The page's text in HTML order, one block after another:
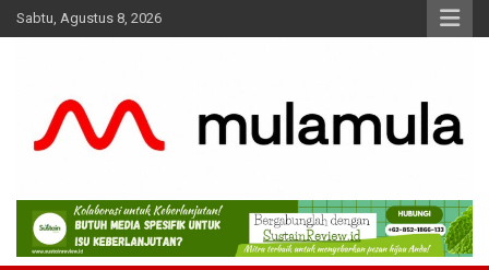
Skip
to
Sabtu, Agustus 8, 2026
MulaMula
Medianya para Gen Z